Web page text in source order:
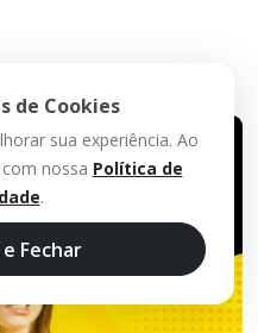
de Cookies
sua experiência. Ao
nossa Política de
.
Fechar